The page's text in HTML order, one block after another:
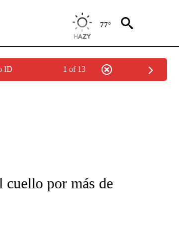
77°
ID 1 of 13
PAGES ON "CNN-SPANISH".
cuello por más de